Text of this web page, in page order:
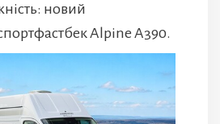
новий
Alpine A390.